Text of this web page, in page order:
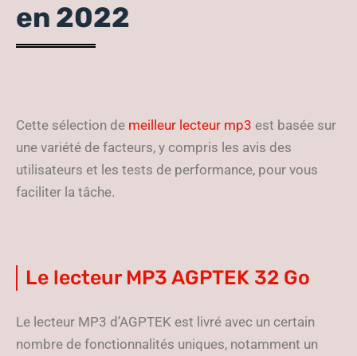
en 2022
Cette sélection de meilleur lecteur mp3 est basée sur
une variété de facteurs, y compris les avis des
utilisateurs et les tests de performance, pour vous
faciliter la tâche.
Le lecteur MP3 AGPTEK 32 Go
Le lecteur MP3 d’AGPTEK est livré avec un certain
nombre de fonctionnalités uniques, notamment un